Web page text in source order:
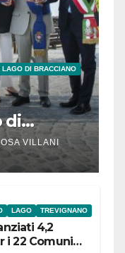
LAGO DI BRACCIANO
di
VILLANI
LAGO TREVIGNANO
4,2
i 22 Comuni